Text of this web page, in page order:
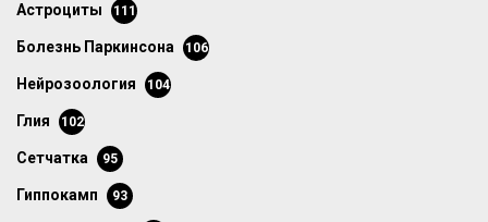
астроциты 111
болезнь Паркинсона 106
нейрозоология 104
глия 102
сетчатка 95
гиппокамп 93